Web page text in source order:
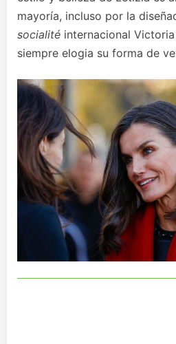
mayoría, incluso por la
socialité internacional
siempre elogia su forma de